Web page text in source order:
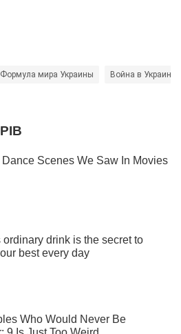
Формула мира Украины Война в Украине